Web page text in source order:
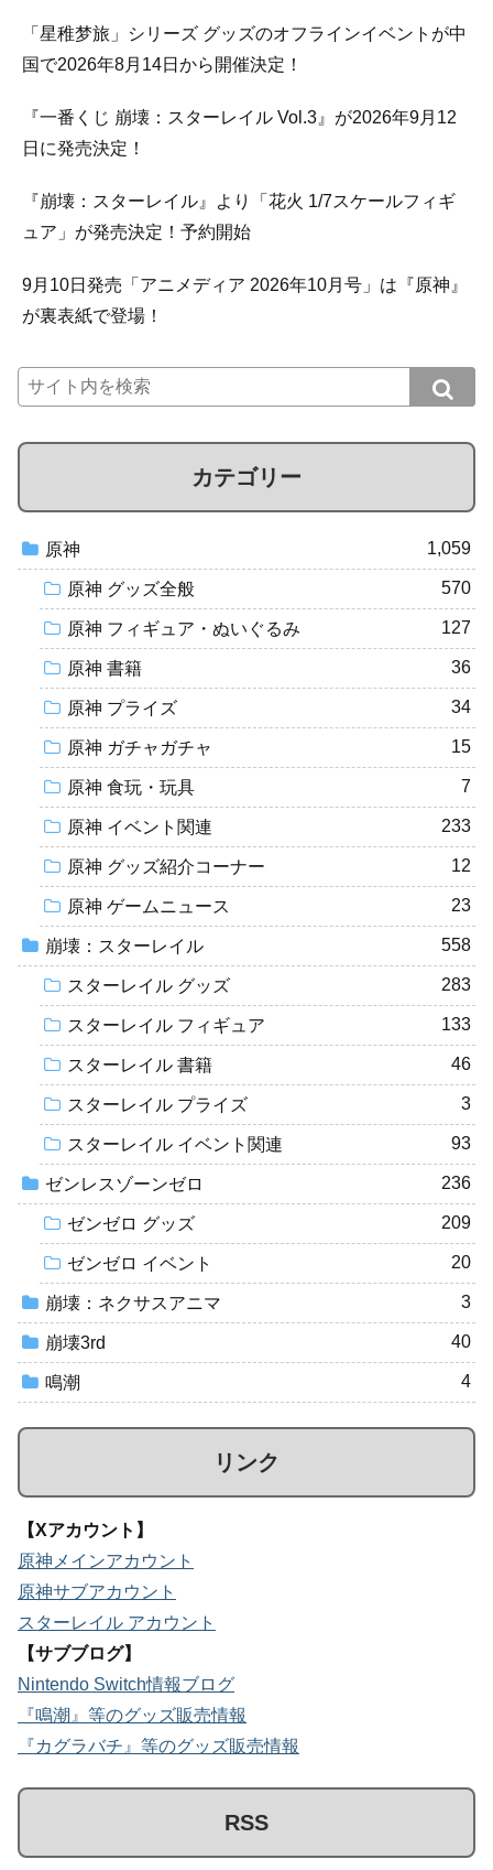
「星稚梦旅」シリーズ グッズのオフラインイベントが中
国で2026年8月14日から開催決定！
『一番くじ 崩壊：スターレイル Vol.3』が2026年9月12
日に発売決定！
『崩壊：スターレイル』より「花火 1/7スケールフィギ
ュア」が発売決定！予約開始
9月10日発売「アニメディア 2026年10月号」は『原神』
が裏表紙で登場！
カテゴリー
原神 1,059
原神 グッズ全般 570
原神 フィギュア・ぬいぐるみ 127
原神 書籍 36
原神 プライズ 34
原神 ガチャガチャ 15
原神 食玩・玩具 7
原神 イベント関連 233
原神 グッズ紹介コーナー 12
原神 ゲームニュース 23
崩壊：スターレイル 558
スターレイル グッズ 283
スターレイル フィギュア 133
スターレイル 書籍 46
スターレイル プライズ 3
スターレイル イベント関連 93
ゼンレスゾーンゼロ 236
ゼンゼロ グッズ 209
ゼンゼロ イベント 20
崩壊：ネクサスアニマ 3
崩壊3rd 40
鳴潮 4
リンク
【Xアカウント】
原神メインアカウント
原神サブアカウント
スターレイル アカウント
【サブブログ】
Nintendo Switch情報ブログ
『鳴潮』等のグッズ販売情報
『カグラバチ』等のグッズ販売情報
RSS